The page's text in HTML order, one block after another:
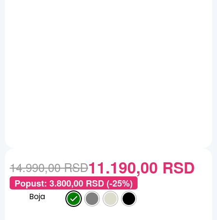
14.990,00RSD11.190,00 RSD
Popust: 3.800,00 RSD(-25%)
Boja